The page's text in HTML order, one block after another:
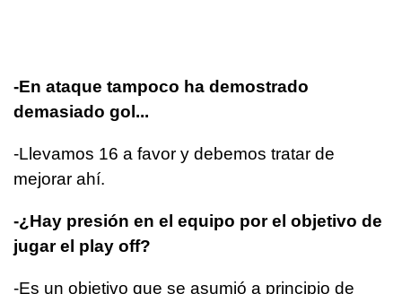
-En ataque tampoco ha demostrado
demasiado gol...
-Llevamos 16 a favor y debemos tratar de
mejorar ahí.
-¿Hay presión en el equipo por el objetivo de
jugar el play off?
-Es un objetivo que se asumió a principio de